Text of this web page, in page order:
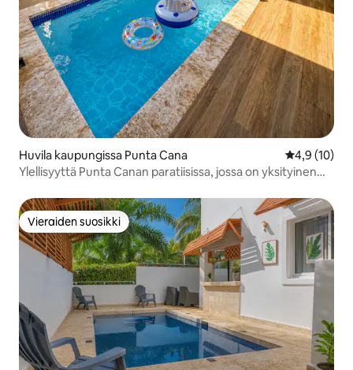
Huvila kaupungissa Punta Cana
4,9 (10)
Ylellisyyttä Punta Canan paratiisissa, jossa on yksityinen
Vieraiden suosikki
Vieraiden suosikki